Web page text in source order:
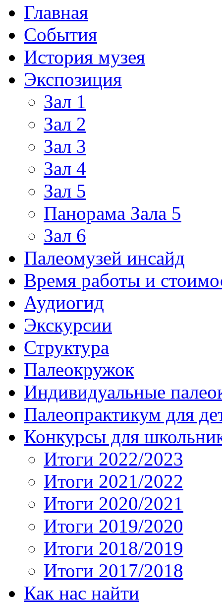
Главная
События
История музея
Экспозиция
Зал 1
Зал 2
Зал 3
Зал 4
Зал 5
Панорама Зала 5
Зал 6
Палеомузей инсайд
Время работы и
Аудиогид
Экскурсии
Структура
Палеокружок
Индивидуальные
Палеопрактикум для
Конкурсы для
Итоги 2022/2023
Итоги 2021/2022
Итоги 2020/2021
Итоги 2019/2020
Итоги 2018/2019
Итоги 2017/2018
Как нас найти